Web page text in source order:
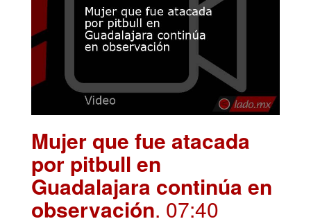
Mujer que fue atacada
por pitbull en
Guadalajara continúa en
observación. 07:40